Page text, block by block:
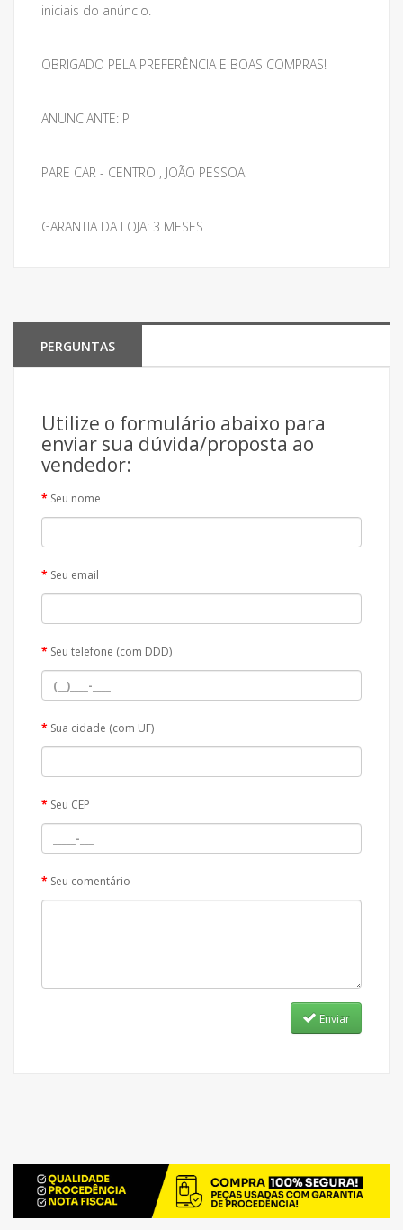
iniciais do anúncio.
OBRIGADO PELA PREFERÊNCIA E BOAS COMPRAS!
ANUNCIANTE: P
PARE CAR - CENTRO , JOÃO PESSOA
GARANTIA DA LOJA: 3 MESES
PERGUNTAS
Utilize o formulário abaixo para
enviar sua dúvida/proposta ao
vendedor:
Seu nome
Seu email
Seu telefone (com DDD)
Sua cidade (com UF)
Seu CEP
Seu comentário
Enviar